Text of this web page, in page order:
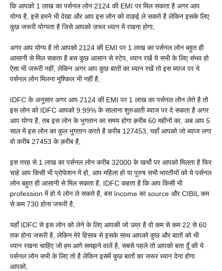
कि आपको 1 लाख का पर्सनल लोन 2124 की EMI पर मिल सकता है अगर आप
योग्य है, इसे हमने भी देखा और आप इस लोन को वाक़ई ले सकते है लेकिन इसके लिए
कुछ जरूरी योग्यता है जिसे आपको ज़रूर ध्यान में रखना होगा,
अगर आप योग्य है तो आपको 2124 की EMI पर 1 लाख का पर्सनल लोन बहुत ही
आसानी से मिल सकता है बस कुछ आसान से स्टेप, ध्यान रखें ये सभी के लिए संभव हो
ऐसा भी जरूरी नहीं, लेकिन अगर आप कुछ बातों का ध्यान रखें तो इस ब्याज पर ये
पर्सनल लोन मिलना मुश्किल भी नहीं है,
IDFC के अनुसार अगर आप 2124 की EMI पर 1 लाख का पर्सनल लोन लेते है तो
इस लोन को IDFC आपको 9.99% के सालाना शुरुआती ब्याज पर दे सकता है अगर
आप योग्य है, तब इस लोन के भुगतान का समय होगा क़रीब 60 महीनों का, अब आप 5
साल में इस लोन का कुल भुगतान करते है करीब 127453, यहाँ आपको जो ब्याज लगा
वो करीब 27453 के क़रीब है,
इस तरह से 1 लाख का पर्सनल लोन करीब 32000 के खर्चो पर आपको मिलता है फिर
चाहे आप किसी भी प्रोफेशन में हो, आप महिला हो या पुरुष सभी भारतीयों को ये पर्सनल
लोन बहुत ही आसानी से मिल सकता है, IDFC कहता है कि आप किसी भी
profession में हो ये लोन ले सकते है, बस Income का source और CIBIL कम
से कम 730 होना जरूरी है,
यहाँ IDFC से इस लोन को लेने के लिए आपकी जो उम्र है वो कम से कम 22 से 60
तक होना जरूरी है, लेकिन मेरे हिसाब से इसके साथ आपको कुछ और बातों को भी
ध्यान रखना चाहिए जो हम आगे समझने वालें है, सबसे पहले तो आपको बता दूँ की ये
पर्सनल लोन सभी के लिए तो है लेकिन इसमें कुछ बातों का जरूर ध्यान देना होगा
आपको,